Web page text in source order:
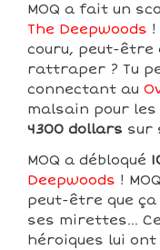
MOQ a fait un
The Deepwoods !
couru, peut-être
rattraper ? Tu
connectant au
malsain pour les
4300 dollars sur
MOQ a débloqué
Deepwoods !
peut-être que
ses mirettes...
héroiques lui